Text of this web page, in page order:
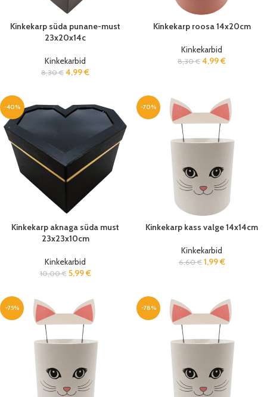
Kinkekarp süda punane-must
23x20x14c
Kinkekarbid
8,30€ 4,99€
Kinkekarp roosa 14x20cm
Kinkekarbid
8,30€ 4,99€
-40%
Kinkekarp aknaga süda must
23x23x10cm
Kinkekarbid
10,00€ 5,99€
-70%
Kinkekarp kass valge 14x14cm
Kinkekarbid
6,60€ 1,99€
-75% -78%